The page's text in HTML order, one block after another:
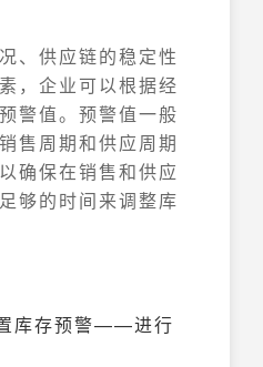
、供应链的稳定性
，企业可以根据经
警值。预警值一般
售周期和供应周期
确保在销售和供应
够的时间来调整库
库存预警——进行